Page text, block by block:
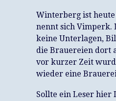
Winterberg ist heute
nennt sich Vimperk.
keine Unterlagen,
die Brauereien dort
vor kurzer Zeit
wieder eine
Sollte ein Leser hier